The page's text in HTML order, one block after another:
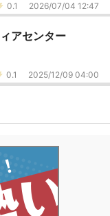
0.1 2026/07/04 12:47
アセンター
0.1 2025/12/09 04:00